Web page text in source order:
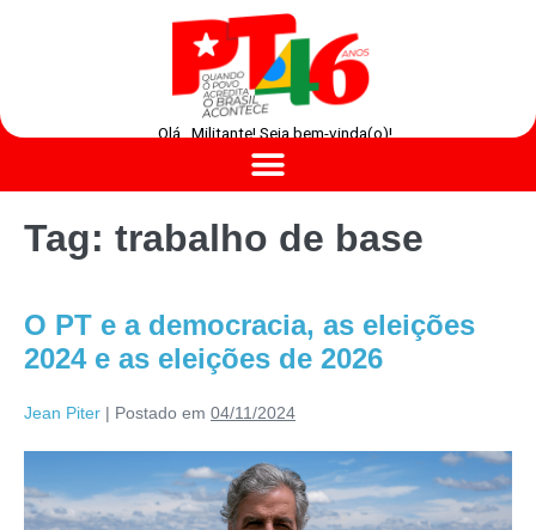
Olá , Militante! Seja bem-vinda(o)!
Tag: trabalho de base
O PT e a democracia, as eleições
2024 e as eleições de 2026
Jean Piter | Postado em 04/11/2024